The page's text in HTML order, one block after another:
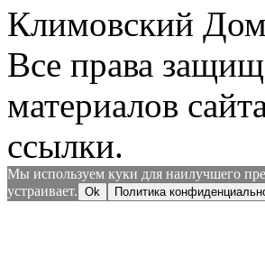
Климовский
Все права
материалов
ссылки.
Мы используем куки для наилучшего
устраивает. Ok Политика